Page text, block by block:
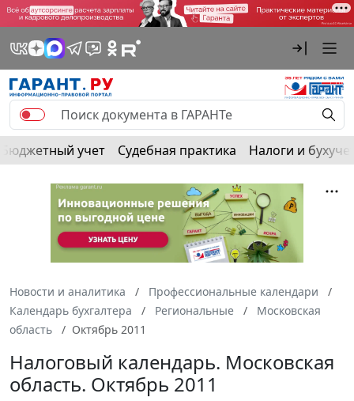
Бюджетный учет Судебная практика Налоги и
Новости и аналитика
Профессиональные календари
Календарь бухгалтера
Региональные
Московская
область
Октябрь 2011
Налоговый календарь. Московская
область. Октябрь 2011